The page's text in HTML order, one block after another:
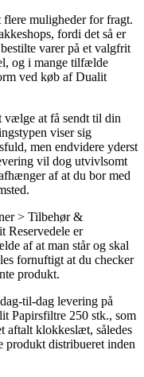
muligheder for fragt.
fordi det så er
varer på et valgfrit
og i mange tilfælde
ved køb af Dualit
vælge at få sendt til din
viser sig
men endvidere yderst
vil dog utvivlsomt
af at du bor med
> Tilbehør &
Reservedele er
af at man står og skal
fornuftigt at du checker
produkt.
til-dag levering på
Papirsfiltre 250 stk., som
aftalt klokkeslæt, således
produkt distribueret inden